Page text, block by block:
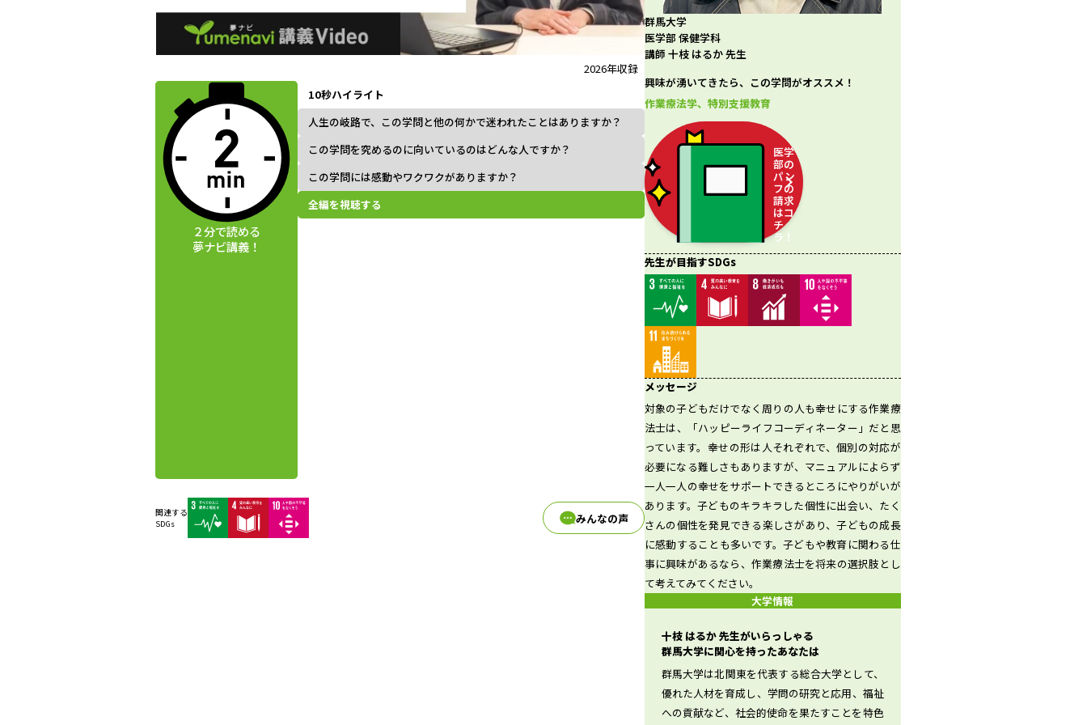
l
a
y
2026年収録
２分で読める
夢ナビ講義！
動画視聴前に
夢ナビ講義を
読んでみよう
10秒ハイライト
人生の岐路で、この学問と他の何かで迷われたことはありますか？
この学問を究めるのに向いているのはどんな人ですか？
この学問には感動やワクワクがありますか？
全編を視聴する
関連する
SDGs
みんなの声
群馬大学
医学部 保健学科
講師 十枝 はるか 先生
興味が湧いてきたら、この学問がオススメ！
作業療法学、特別支援教育
医学
部の
パン
フの
請求
はコ
チ
ラ！
先生が目指すSDGs
メッセージ
対象の子どもだけでなく周りの人も幸せにする作業療
法士は、「ハッピーライフコーディネーター」だと思
っています。幸せの形は人それぞれで、個別の対応が
必要になる難しさもありますが、マニュアルによらず
一人一人の幸せをサポートできるところにやりがいが
あります。子どものキラキラした個性に出会い、たく
さんの個性を発見できる楽しさがあり、子どもの成長
に感動することも多いです。子どもや教育に関わる仕
事に興味があるなら、作業療法士を将来の選択肢とし
て考えてみてください。
大学情報
十枝 はるか 先生がいらっしゃる
群馬大学に関心を持ったあなたは
群馬大学は北関東を代表する総合大学として、
優れた人材を育成し、学問の研究と応用、福祉
への貢献など、社会的使命を果たすことを特色